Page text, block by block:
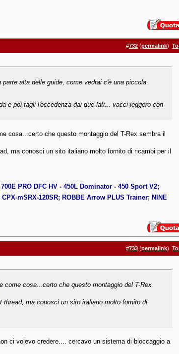
#732 (permalink)
alta delle guide, come vedrai c'è una piccola
e poi tagli l'eccedenza dai due lati... vacci leggero con
cosa...certo che questo montaggio del T-Rex sembra il
ma conosci un sito italiano molto fornito di ricambi per il
700E PRO DFC HV - 450L Dominator - 450 Sport V2;
mSRX-120SR; ROBBE Arrow PLUS Trainer; NINE
#733 (permalink)
cosa...certo che questo montaggio del T-Rex
ma conosci un sito italiano molto fornito di
ci volevo credere.... cercavo un sistema di bloccaggio a